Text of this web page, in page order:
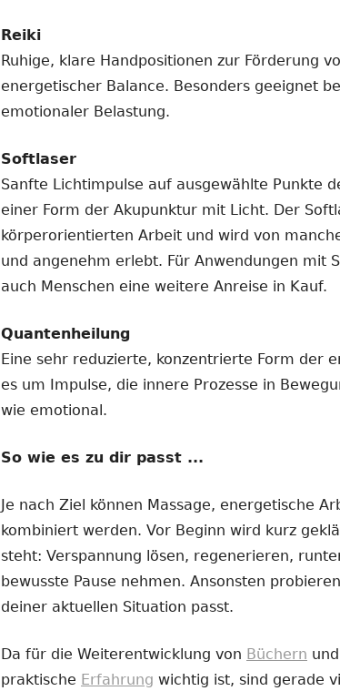
Reiki
Ruhige, klare Handpositionen zur Förderung
energetischer Balance. Besonders geeignet
emotionaler Belastung.
Softlaser
Sanfte Lichtimpulse auf ausgewählte Punkte
einer Form der Akupunktur mit Licht. Der
körperorientierten Arbeit und wird von
und angenehm erlebt. Für Anwendungen mit
auch Menschen eine weitere Anreise in Kauf.
Quantenheilung
Eine sehr reduzierte, konzentrierte Form der
es um Impulse, die innere Prozesse in
wie emotional.
So wie es zu dir passt ...
Je nach Ziel können Massage, energetische
kombiniert werden. Vor Beginn wird kurz
steht: Verspannung lösen, regenerieren,
bewusste Pause nehmen. Ansonsten
deiner aktuellen Situation passt.
Da für die Weiterentwicklung von Büchern
praktische Erfahrung wichtig ist, sind gerade